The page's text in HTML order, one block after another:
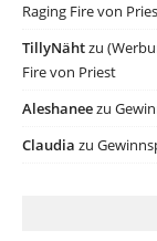
Raging Fire von
TillyNähtzu
Fire von Priest
Aleshaneezu
Claudia zu